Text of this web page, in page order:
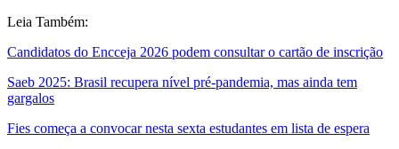
Leia Também:
Candidatos do Encceja 2026 podem consultar o cartão de inscrição
Saeb 2025: Brasil recupera nível pré-pandemia, mas ainda tem
gargalos
Fies começa a convocar nesta sexta estudantes em lista de espera